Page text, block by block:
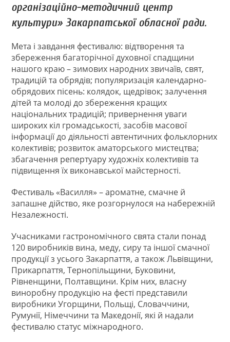
організаційно-методичний центр
культури» Закарпатської обласної ради.
Мета і завдання фестивалю: відтворення та
збереження багаторічної духовної спадщини
нашого краю – зимових народних звичаїв, свят,
традицій та обрядів; популяризація календарно-
обрядових пісень: колядок, щедрівок; залучення
дітей та молоді до збереження кращих
національних традицій; привернення уваги
широких кіл громадськості, засобів масової
інформації до діяльності автентичних фольклорних
колективів; розвиток аматорського мистецтва;
збагачення репертуару художніх колективів та
підвищення їх виконавської майстерності.
Фестиваль «Василля» – ароматне, смачне й
запашне дійство, яке розгорнулося на набережній
Незалежності.
Учасниками гастрономічного свята стали понад
120 виробників вина, меду, сиру та іншої смачної
продукції з усього Закарпаття, а також Львівщини,
Прикарпаття, Тернопільщини, Буковини,
Рівненщини, Полтавщини. Крім них, власну
виноробну продукцію на фесті представили
виробники Угорщини, Польщі, Словаччини,
Румунії, Німеччини та Македонії, які й надали
фестивалю статус міжнародного.